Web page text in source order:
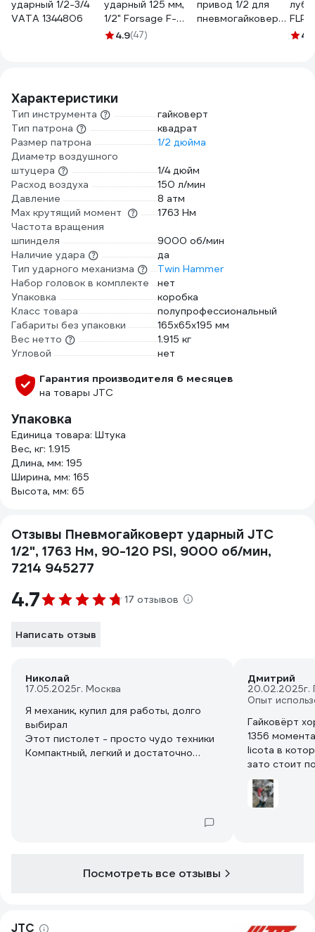
ударный 1/2-3/4
VATA 1344806
ударный 125 мм,
1/2" Forsage F-
8044125K(59072)
4.9(47)
привод 1/2 для
пневмогайковерта
4.7
Характеристики
Тип инструмента
гайковерт
Тип патрона
квадрат
Размер патрона
1/2 дюйма
Диаметр воздушного
штуцера
1/4 дюйм
Расход воздуха
150 л/мин
Давление
8 атм
Max крутящий момент
1763 Нм
Частота вращения
шпинделя
9000 об/мин
Наличие удара
да
Тип ударного механизма
Twin Hammer
Набор головок в комплекте
нет
Упаковка
коробка
Класс товара
полупрофессиональный
Габариты без упаковки
165х65х195 мм
Вес нетто
1.915 кг
Угловой
нет
Гарантия производителя 6 месяцев
на товары JTC
Упаковка
Единица товара: Штука
Вес, кг: 1.915
Длина, мм: 195
Ширина, мм: 165
Высота, мм: 65
Отзывы Пневмогайковерт ударный JTC
1/2", 1763 Нм, 90-120 PSI, 9000 об/мин,
7214 945277
4.7 17 отзывов
Написать отзыв
Николай
17.05.2025г. Москва
Я механик, купил для работы, долго
выбирал
Этот пистолет - просто чудо техники
Компактный, легкий и достаточно
Дмитрий
20.02.2025г.
Опыт
Гайковёрт
1356
licota в
зато стоит
мне
покажет.
Посмотреть все отзывы
JTC